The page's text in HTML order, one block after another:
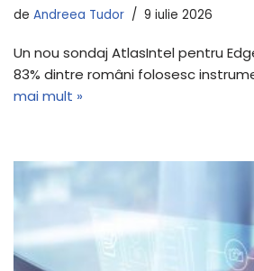
de Andreea Tudor 9 iulie 2026
Un nou sondaj AtlasIntel pentru
83% dintre români folosesc
mai mult »